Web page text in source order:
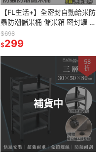
【FL生活+】全密封自動給米防
蟲防潮儲米桶 儲米箱 密封罐 米
桶 米箱 防潮儲米桶 防潮米桶
防蟲米桶 飼料桶
$698
$299
補貨中
58
折